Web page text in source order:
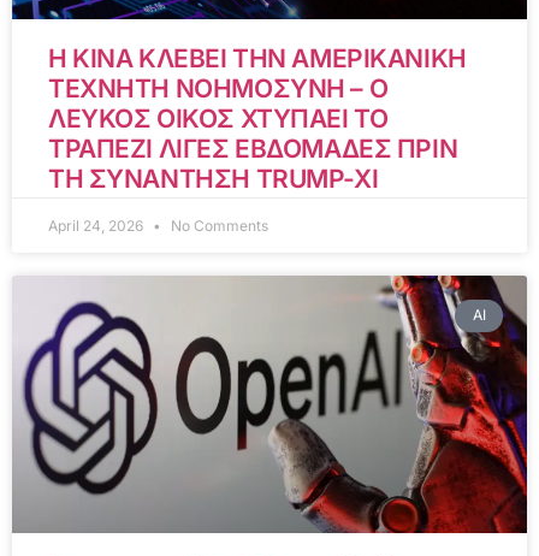
Η ΚΙΝΑ ΚΛΕΒΕΙ ΤΗΝ ΑΜΕΡΙΚΑΝΙΚΗ
ΤΕΧΝΗΤΗ ΝΟΗΜΟΣΥΝΗ – Ο
ΛΕΥΚΟΣ ΟΙΚΟΣ ΧΤΥΠΑΕΙ ΤΟ
ΤΡΑΠΕΖΙ ΛΙΓΕΣ ΕΒΔΟΜΑΔΕΣ ΠΡΙΝ
ΤΗ ΣΥΝΑΝΤΗΣΗ TRUMP-XI
April 24, 2026 No Comments
AI